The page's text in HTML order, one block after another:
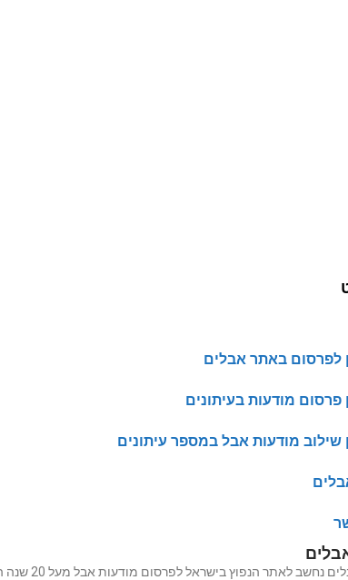
לפרסום באתר אבלים
פרסום מודעות בעיתונים
שילוב מודעות אבל במספר עיתונים
לאתר הנפוץ בישראל לפרסום מודעות אבל מעל 20 שנה האתר עבר לאחרונה שדרוג מערכות על מנת שכל